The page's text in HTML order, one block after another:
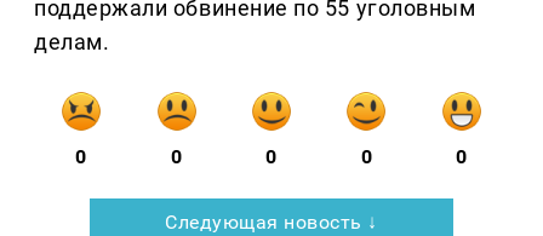
поддержали обвинение по 55 уголовным
делам.
0 0 0 0 0
Следующая новость ↓